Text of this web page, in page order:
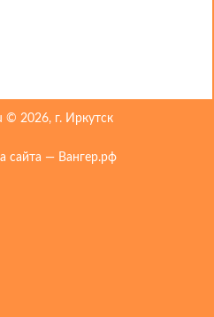
© 2026, г. Иркутск
сайта — Вангер.рф